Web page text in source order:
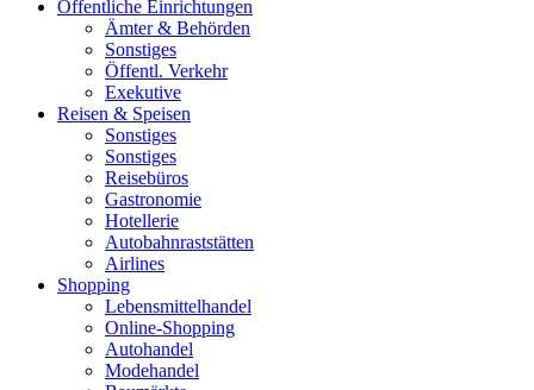
Öffentliche Einrichtungen
Ämter & Behörden
Sonstiges
Öffentl. Verkehr
Exekutive
Reisen & Speisen
Sonstiges
Sonstiges
Reisebüros
Gastronomie
Hotellerie
Autobahnraststätten
Airlines
Shopping
Lebensmittelhandel
Online-Shopping
Autohandel
Modehandel